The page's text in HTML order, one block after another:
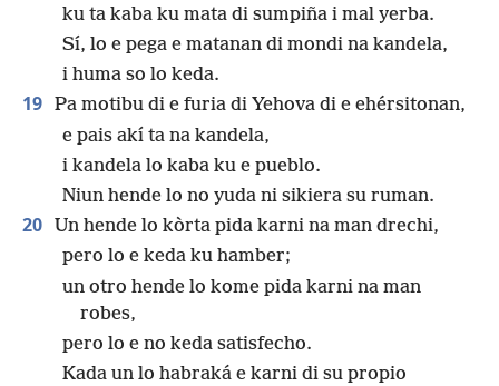
ku ta kaba ku mata di sumpiña i mal yerba.
Sí, lo e pega e matanan di mondi na kandela,
i huma so lo keda.
19 Pa motibu di e furia di Yehova di e ehérsitonan,
e pais akí ta na kandela,
i kandela lo kaba ku e pueblo.
Niun hende lo no yuda ni sikiera su ruman.
20 Un hende lo kòrta pida karni na man drechi,
pero lo e keda ku hamber;
un otro hende lo kome pida karni na man
robes,
pero lo e no keda satisfecho.
Kada un lo habraká e karni di su propio